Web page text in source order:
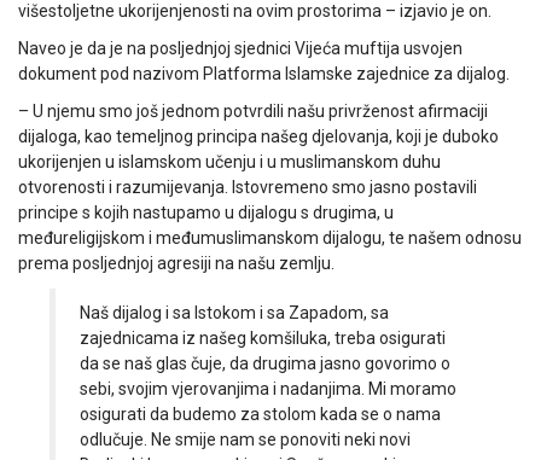
višestoljetne ukorijenjenosti na ovim prostorima – izjavio je on.
Naveo je da je na posljednjoj sjednici Vijeća muftija usvojen
dokument pod nazivom Platforma Islamske zajednice za dijalog.
– U njemu smo još jednom potvrdili našu privrženost afirmaciji
dijaloga, kao temeljnog principa našeg djelovanja, koji je duboko
ukorijenjen u islamskom učenju i u muslimanskom duhu
otvorenosti i razumijevanja. Istovremeno smo jasno postavili
principe s kojih nastupamo u dijalogu s drugima, u
međureligijskom i međumuslimanskom dijalogu, te našem odnosu
prema posljednjoj agresiji na našu zemlju.
Naš dijalog i sa Istokom i sa Zapadom, sa
zajednicama iz našeg komšiluka, treba osigurati
da se naš glas čuje, da drugima jasno govorimo o
sebi, svojim vjerovanjima i nadanjima. Mi moramo
osigurati da budemo za stolom kada se o nama
odlučuje. Ne smije nam se ponoviti neki novi